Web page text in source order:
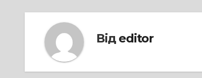
Від editor